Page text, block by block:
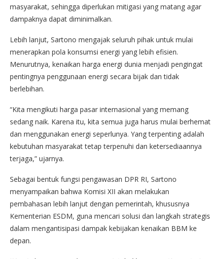
masyarakat, sehingga diperlukan mitigasi yang matang agar
dampaknya dapat diminimalkan.
Lebih lanjut, Sartono mengajak seluruh pihak untuk mulai
menerapkan pola konsumsi energi yang lebih efisien.
Menurutnya, kenaikan harga energi dunia menjadi pengingat
pentingnya penggunaan energi secara bijak dan tidak
berlebihan.
“Kita mengikuti harga pasar internasional yang memang
sedang naik. Karena itu, kita semua juga harus mulai berhemat
dan menggunakan energi seperlunya. Yang terpenting adalah
kebutuhan masyarakat tetap terpenuhi dan ketersediaannya
terjaga,” ujarnya.
Sebagai bentuk fungsi pengawasan DPR RI, Sartono
menyampaikan bahwa Komisi XII akan melakukan
pembahasan lebih lanjut dengan pemerintah, khususnya
Kementerian ESDM, guna mencari solusi dan langkah strategis
dalam mengantisipasi dampak kebijakan kenaikan BBM ke
depan.